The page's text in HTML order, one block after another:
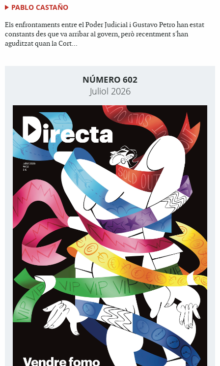
PABLO CASTAÑO
Els enfrontaments entre el Poder Judicial i Gustavo Petro han estat
constants des que va arribar al govern, però recentment s'han
aguditzat quan la Cort...
NÚMERO 602
Juliol 2026